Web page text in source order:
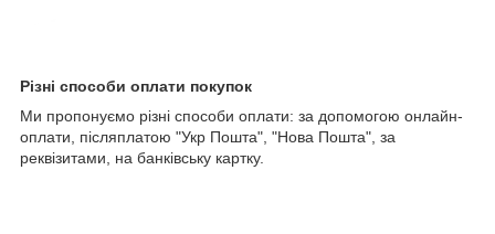
Різні способи оплати покупок
Ми пропонуємо різні способи оплати: за допомогою онлайн-
оплати, післяплатою "Укр Пошта", "Нова Пошта", за
реквізитами, на банківську картку.